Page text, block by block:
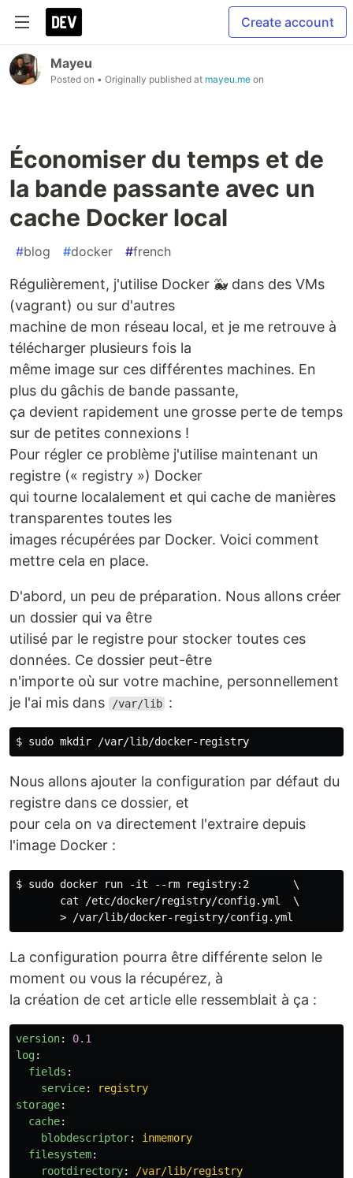
Create account
Mayeu
Posted on • Originally published at mayeu.me on
Économiser du temps et de
la bande passante avec un
cache Docker local
#blog #docker #french
Régulièrement, j'utilise Docker 🐳 dans des VMs
(vagrant) ou sur d'autres
machine de mon réseau local, et je me retrouve à
télécharger plusieurs fois la
même image sur ces différentes machines. En
plus du gâchis de bande passante,
ça devient rapidement une grosse perte de temps
sur de petites connexions !
Pour régler ce problème j'utilise maintenant un
registre (« registry ») Docker
qui tourne localalement et qui cache de manières
transparentes toutes les
images récupérées par Docker. Voici comment
mettre cela en place.
D'abord, un peu de préparation. Nous allons créer
un dossier qui va être
utilisé par le registre pour stocker toutes ces
données. Ce dossier peut-être
n'importe où sur votre machine, personnellement
je l'ai mis dans
/var/lib :
Nous allons ajouter la configuration par défaut du
registre dans ce dossier, et
pour cela on va directement l'extraire depuis
l'image Docker :
$ sudo docker run -it --rm registry:2       \
       cat /etc/docker/registry/config.yml  \
La configuration pourra être différente selon le
moment ou vous la récupérez, à
la création de cet article elle ressemblait à ça :
version:
0.1
log:
fields :
service:
registry
storage:
cache:
blobdescriptor:
inmemory
filesystem:
rootdirectory:
/var/lib/registry